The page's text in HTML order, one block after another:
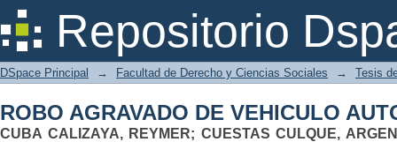
Repositorio
ROBO AGRAVADO DE VEHICULO
DSpace Principal → Facultad de Derecho y Ciencias Sociales → Tesis
ROBO AGRAVADO DE VEHICULO
CUBA CALIZAYA, REYMER; CUESTAS CULQUE,